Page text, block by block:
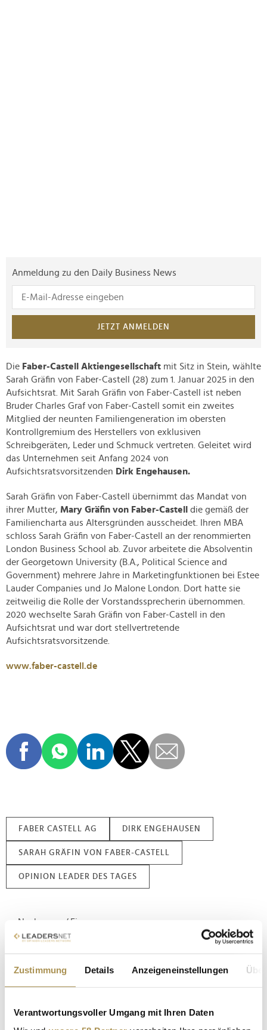
Zustimmung Details Anzeigeneinstellungen
Verantwortungsvoller Umgang mit Ihren Daten
Anmeldung zu den Daily Business News
JETZT ANMELDEN
Die Faber-Castell Aktiengesellschaft mit Sitz in Stein, wählte
Sarah Gräfin von Faber-Castell (28) zum 1. Januar 2025 in den
Aufsichtsrat. Mit Sarah Gräfin von Faber-Castell ist neben
Bruder Charles Graf von Faber-Castell somit ein zweites
Mitglied der neunten Familiengeneration im obersten
Kontrollgremium des Herstellers von exklusiven
Schreibgeräten, Leder und Schmuck vertreten. Geleitet wird
das Unternehmen seit Anfang 2024 von
Aufsichtsratsvorsitzenden Dirk Engehausen.
Sarah Gräfin von Faber-Castell übernimmt das Mandat von
ihrer Mutter, Mary Gräfin von Faber-Castell
die gemäß der
Familiencharta aus Altersgründen ausscheidet. Ihren MBA
schloss Sarah Gräfin von Faber-Castell an der renommierten
London Business School ab. Zuvor arbeitete die Absolventin
der Georgetown University (B.A., Political Science and
Government) mehrere Jahre in Marketingfunktionen bei Estee
Lauder Companies und Jo Malone London. Dort hatte sie
zeitweilig die Rolle der Vorstandssprecherin übernommen.
2020 wechselte Sarah Gräfin von Faber-Castell in den
Aufsichtsrat und war dort stellvertretende
Aufsichtsratsvorsitzende.
www.faber-castell.de
FABER CASTELL AG DIRK ENGEHAUSEN
SARAH GRÄFIN VON FABER-CASTELL
OPINION LEADER DES TAGES
Nachname / Firma
SUCHEN
LEADERSNET.TV